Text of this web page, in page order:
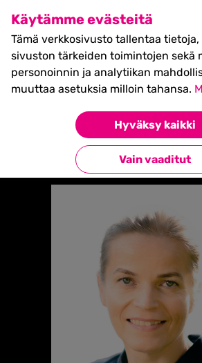
Käytämme evästeitä
Tämä verkkosivusto tallentaa
sivuston tärkeiden toimintojen sekä
personoinnin ja analytiikan
muuttaa asetuksia milloin tahansa.
Hyväksy kaikki
Vain vaaditut
SHIFT Business
27.5.2027, Turku -
myynnissä nyt! >>
Raija Polvinen